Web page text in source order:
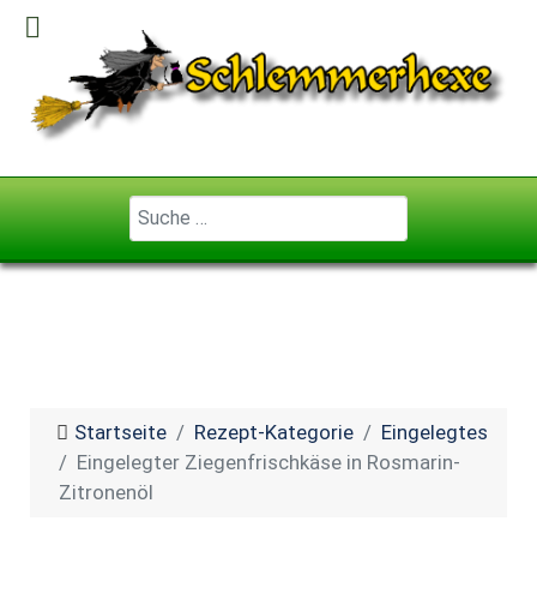
Geben Sie ...
Startseite Rezept-Kategorie
Eingelegtes
Eingelegter Ziegenfrischkäse in Rosmarin-
Zitronenöl